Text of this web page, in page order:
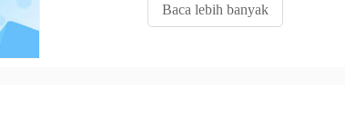
Baca lebih banyak